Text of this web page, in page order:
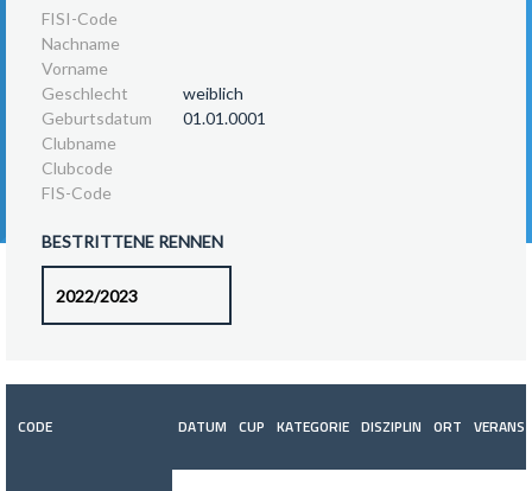
FISI-Code
Nachname
Vorname
Geschlecht
weiblich
Geburtsdatum
01.01.0001
Clubname
Clubcode
FIS-Code
BESTRITTENE RENNEN
CODE DATUM CUP KATEGORIE DISZIPLIN ORT